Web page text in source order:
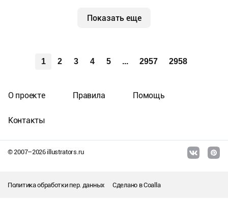
Показать еще
1 2 3 4 5 ... 2957 2958
© 2007–2026illustrators.ru
О проекте Правила Помощь
Контакты
Политика обработки пер. данных Сделано вCoalla